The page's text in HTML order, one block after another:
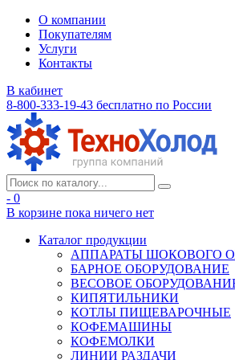
О компании
Покупателям
Услуги
Контакты
В кабинет
8-800-333-19-43 бесплатно по России
- 0
В корзине пока ничего нет
Каталог продукции
АППАРАТЫ ШОКОВОГО
БАРНОЕ ОБОРУДОВАНИЕ
ВЕСОВОЕ
КИПЯТИЛЬНИКИ
КОТЛЫ ПИЩЕВАРОЧНЫЕ
КОФЕМАШИНЫ
КОФЕМОЛКИ
ЛИНИИ РАЗДАЧИ